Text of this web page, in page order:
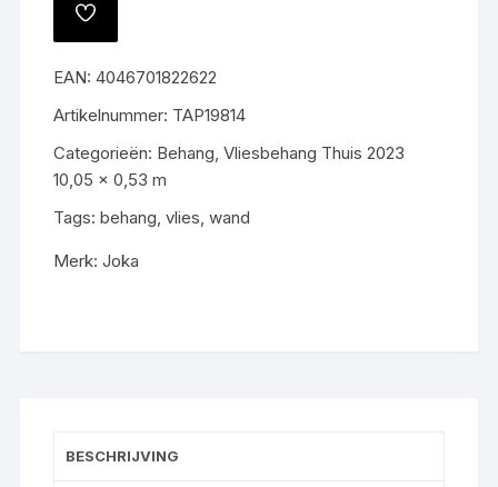
TOEVOEGEN
AAN
EAN:4046701822622
Artikelnummer: TAP19814
Categorieën: Behang,Vliesbehang Thuis 2023
10,05 x 0,53 m
Tags:behang,vlies,wand
Merk:Joka
BESCHRIJVING